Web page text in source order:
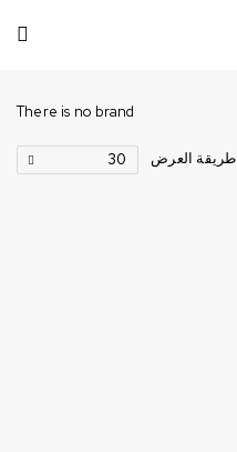
There is no brand
طريقة العرض 30